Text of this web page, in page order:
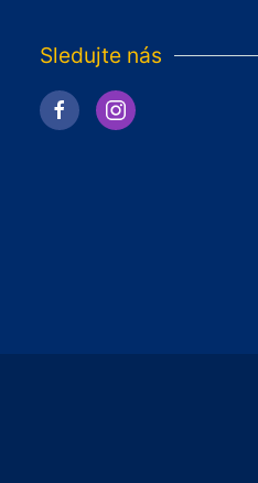
Sledujte nás